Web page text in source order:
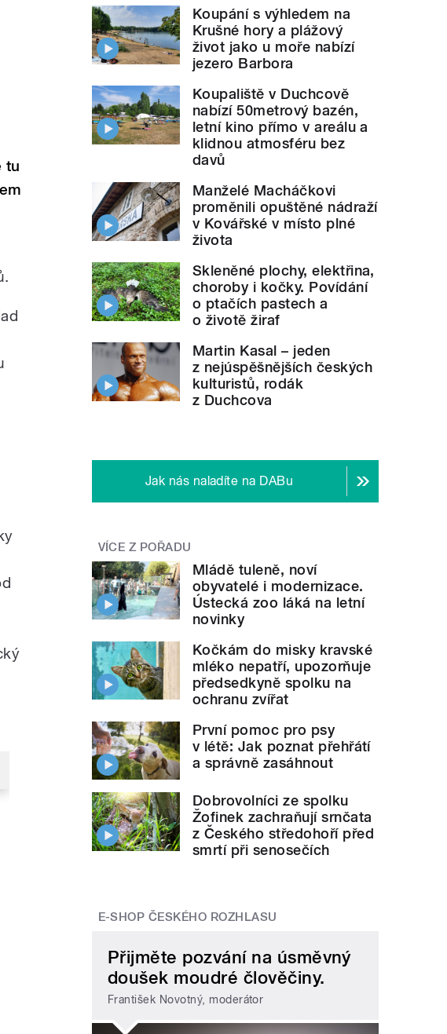
tu
Koupání s výhledem na
Krušné hory a plážový
život jako u moře nabízí
jezero Barbora
Koupaliště v Duchcově
nabízí 50metrový bazén,
letní kino přímo v areálu a
klidnou atmosféru bez
davů
Manželé Macháčkovi
proměnili opuštěné nádraží
v Kovářské v místo plné
života
Skleněné plochy, elektřina,
choroby i kočky. Povídání
o ptačích pastech a
o životě žiraf
Martin Kasal – jeden
z nejúspěšnějších českých
kulturistů, rodák
z Duchcova
Jak nás naladíte na DABu
VÍCE Z POŘADU
Mládě tuleně, noví
obyvatelé i modernizace.
Ústecká zoo láká na letní
novinky
Kočkám do misky kravské
mléko nepatří, upozorňuje
předsedkyně spolku na
ochranu zvířat
První pomoc pro psy
v létě: Jak poznat přehřátí
a správně zasáhnout
Dobrovolníci ze spolku
Žofinek zachraňují srnčata
z Českého středohoří před
smrtí při senosečích
E-SHOP ČESKÉHO ROZHLASU
Přijměte pozvání na úsměvný
doušek moudré člověčiny.
František Novotný, moderátor